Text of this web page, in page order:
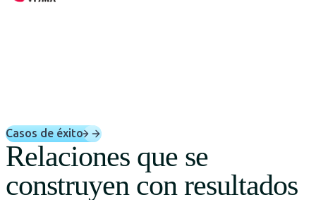
Casos de éxito
Relaciones que se
construyen con resultados